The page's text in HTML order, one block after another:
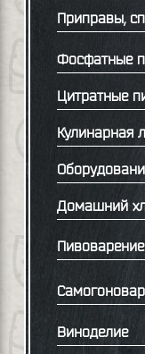
Приправы,
Фосфатные
Цитратные
Кулинарная
Домашний
Пивоварение
Виноделие